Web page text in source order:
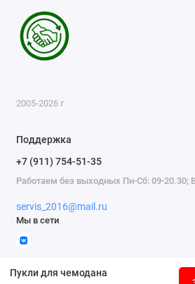
Пукли для чемодана
2005-2026 г
Поддержка
+7 (911) 754-51-35
Работаем без выходных Пн-Сб: 09-20.30;
servis_2016@mail.ru
Мы в сети